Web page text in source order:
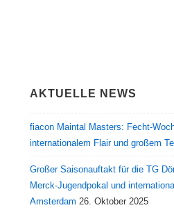
AKTUELLE NEWS
fiacon Maintal Masters: Fecht-
internationalem Flair und großem
Großer Saisonauftakt für die TG
Merck-Jugendpokal und
Amsterdam 26. Oktober 2025